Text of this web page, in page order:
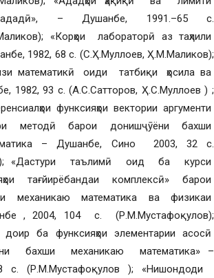
– Душанбе, 1991.–65 с.
«Корҳои лабораторӣ аз таҳлили
1982, 68 с. (С.Ҳ.Муллоев, Ҳ.М.Маликов);
математикӣ оиди татбиқи ҳосила ва
1982, 93 с. (А.С.Сатторов, Ҳ.С.Муллоев ) ;
функсияҳои вектории аргументи
методӣ барои донишҷӯёни бахши
– Душанбе, Сино 2003, 32 с.
«Дастури таълимӣ оид ба курси
тағйирёбандаи комплексӣ» барои
механикаю математика ва физикаи
, 2004, 104 с. (Р.М.Мустафоқулов);
ба функсияҳои элементарии асосӣ
бахши механикаю математика» –
с. (Р.М.Мустафоқулов ); «Нишондоди